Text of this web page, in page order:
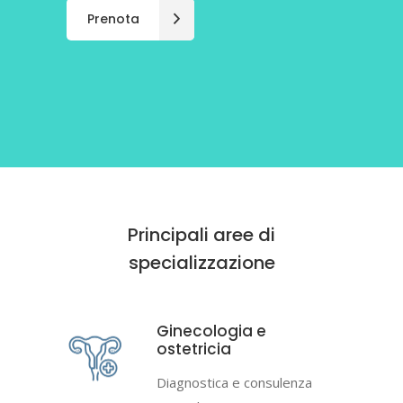
Prenota
Principali aree di
specializzazione
Ginecologia e
ostetricia
Diagnostica e consulenza